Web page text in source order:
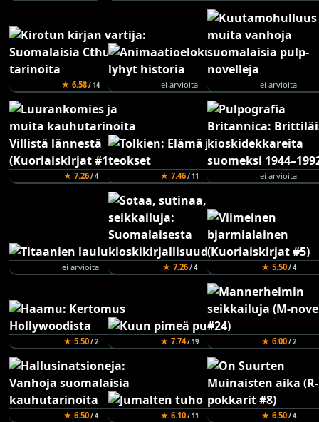
★ 6.58/ 14 ei arvioita ei arvioita
★ 7.26/ 4 ★ 7.46/ 11 ei arvioita
ei arvioita ★ 7.26/ 4 ★ 5.50/ 4
★ 5.50/ 2 ★ 7.74/ 19 ★ 6.00/ 2
★ 6.50/ 4 ★ 6.10/ 11 ★ 6.50/ 4